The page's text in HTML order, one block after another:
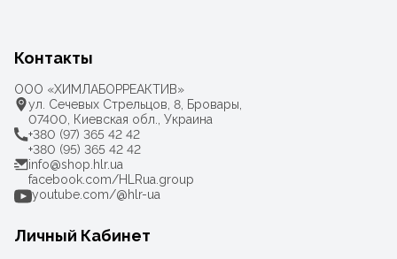
Контакты
ООО «ХИМЛАБОРРЕАКТИВ»
ул. Сечевых Стрельцов, 8, Бровары,
07400, Киевская обл., Украина
+380 (97) 365 42 42
+380 (95) 365 42 42
info@shop.hlr.ua
facebook.com/HLRua.group
youtube.com/@hlr-ua
Личный Кабинет